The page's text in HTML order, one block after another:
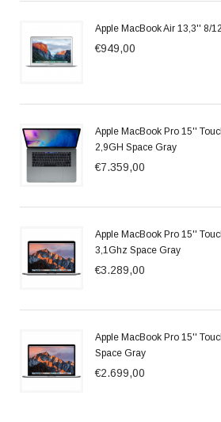
Apple MacBook Air 13,3'' 8/
€949,00
Apple MacBook Pro 15''
2,9GH Space Gray
€7.359,00
Apple MacBook Pro 15''
3,1Ghz Space Gray
€3.289,00
Apple MacBook Pro 15''
Space Gray
€2.699,00